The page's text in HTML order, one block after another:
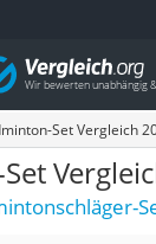
nach
Set Vergleich